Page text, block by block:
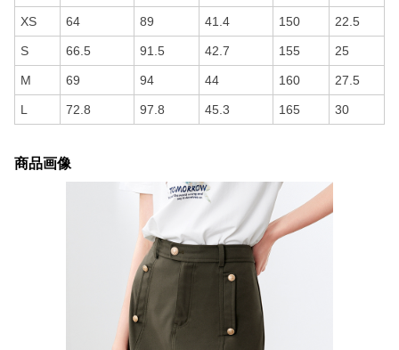
XS 64 89 41.4 150 22.5
S 66.5 91.5 42.7 155 25
M 69 94 44 160 27.5
L 72.8 97.8 45.3 165 30
商品画像